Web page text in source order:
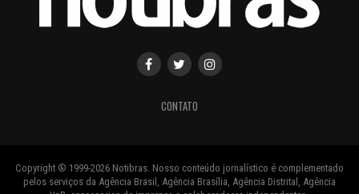
CONTATO
Copyright ® 1999-2026 Notibras. Nosso conteúdo jornalístico é complementado
pelos serviços da Agência Brasil, Agência Brasília, Agência Distrital, Agência